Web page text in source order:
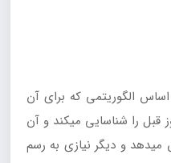
الگوریتمی که برای آن
را شناسایی میکند و آن
4 شما نمایش میدهد و دیگر نیازی به رسم